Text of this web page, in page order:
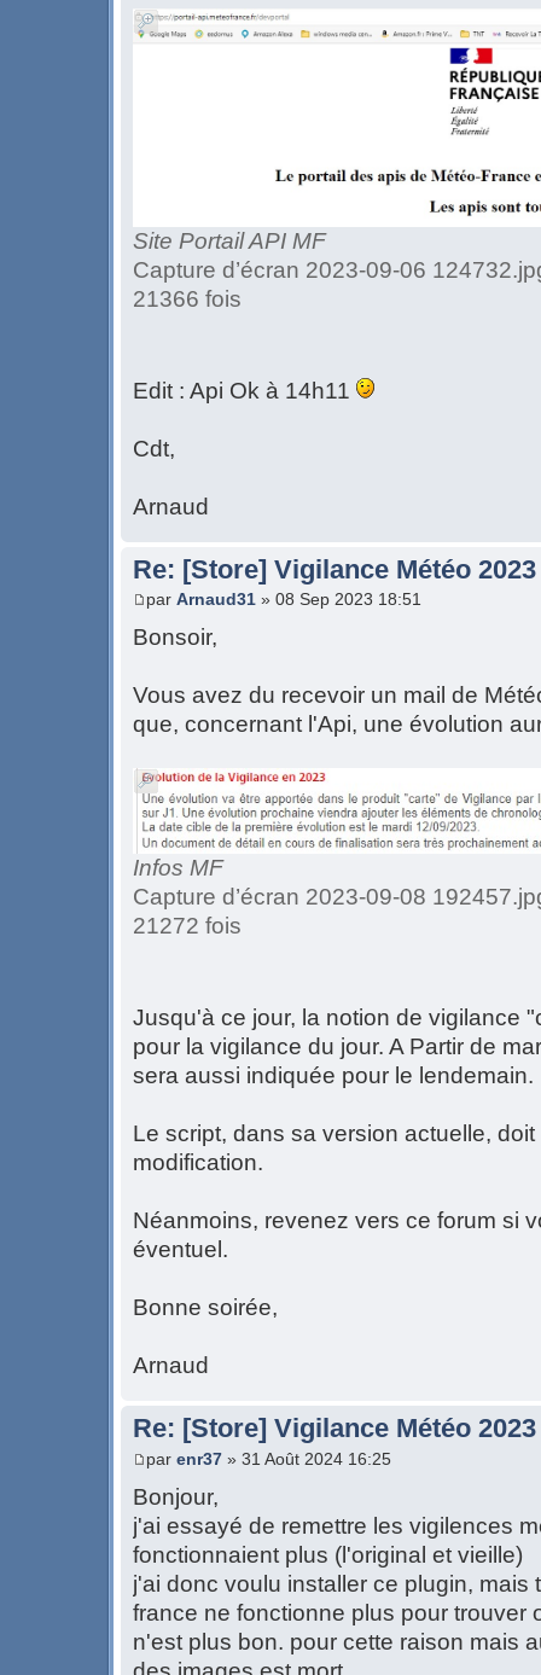
Site Portail API MF
Capture d’écran 2023-09-06
21366 fois
Edit : Api Ok à 14h11
Cdt,
Arnaud
Re: [Store] Vigilance Météo
par Arnaud31 » 08 Sep 2023 18:51
Bonsoir,
Vous avez du recevoir un mail de
que, concernant l'Api, une évolution
Infos MF
Capture d’écran 2023-09-08
21272 fois
Jusqu'à ce jour, la notion de vigilance
pour la vigilance du jour. A Partir de
sera aussi indiquée pour le lendemain.
Le script, dans sa version actuelle,
modification.
Néanmoins, revenez vers ce forum si
éventuel.
Bonne soirée,
Arnaud
Re: [Store] Vigilance Météo 2023
par enr37 » 31 Août 2024 16:25
Bonjour,
j'ai essayé de remettre les vigilences
fonctionnaient plus (l'original et vieille)
j'ai donc voulu installer ce plugin, mais
france ne fonctionne plus pour trouver
n'est plus bon. pour cette raison mais